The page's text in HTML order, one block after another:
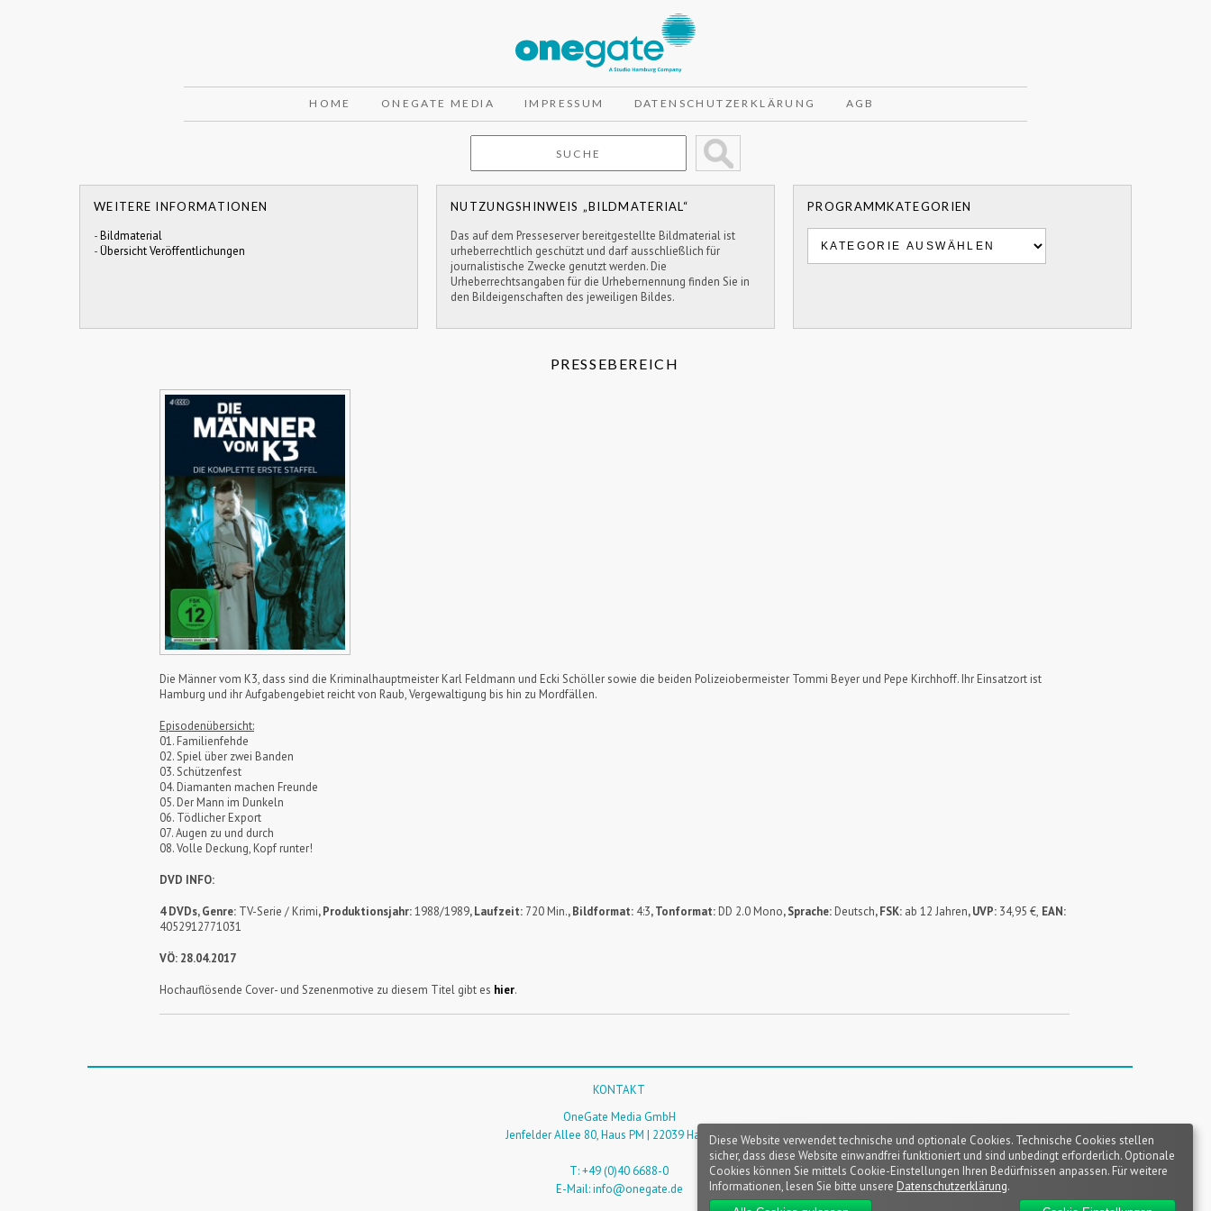
HOME ONEGATE MEDIA IMPRESSUM DATENSCHUTZERKLÄRUNG AGB
WEITERE INFORMATIONEN
-Bildmaterial
-Übersicht Veröffentlichungen
NUTZUNGSHINWEIS „BILDMATERIAL“
Das auf dem Presseserver bereitgestellte Bildmaterial ist
urheberrechtlich geschützt und darf ausschließlich für
journalistische Zwecke genutzt werden. Die
Urheberrechtsangaben für die Urhebernennung finden Sie in
den Bildeigenschaften des jeweiligen Bildes.
PROGRAMMKATEGORIEN
PRESSEBEREICH
Die Männer vom K3, dass sind die Kriminalhauptmeister Karl Feldmann und Ecki Schöller sowie die beiden Polizeiobermeister Tommi Beyer und Pepe Kirchhoff. Ihr Einsatzort ist
Hamburg und ihr Aufgabengebiet reicht von Raub, Vergewaltigung bis hin zu Mordfällen.
Episodenübersicht:
01. Familienfehde
02. Spiel über zwei Banden
03. Schützenfest
04. Diamanten machen Freunde
05. Der Mann im Dunkeln
06. Tödlicher Export
07. Augen zu und durch
08. Volle Deckung, Kopf runter!
DVD INFO:
4 DVDs, Genre: TV-Serie / Krimi, Produktionsjahr:1988/1989, Laufzeit: 720 Min., Bildformat: 4:3, Tonformat: DD 2.0 Mono, Sprache: Deutsch, FSK: ab 12 Jahren, UVP: 34,95 €, EAN:
4052912771031
VÖ: 28.04.2017
Hochauflösende Cover- und Szenenmotive zu diesem Titel gibt es hier.
KONTAKT
OneGate Media GmbH
Jenfelder Allee 80, Haus PM | 22039 Hamburg
T: +49 (0)40 6688-0
E-Mail:info@onegate.de
Diese Website verwendet technische und optionale Cookies. Technische Cookies stellen
sicher, dass diese Website einwandfrei funktioniert und sind unbedingt erforderlich. Optionale
Cookies können Sie mittels Cookie-Einstellungen Ihren Bedürfnissen anpassen. Für weitere
Informationen, lesen Sie bitte unsere Datenschutzerklärung.